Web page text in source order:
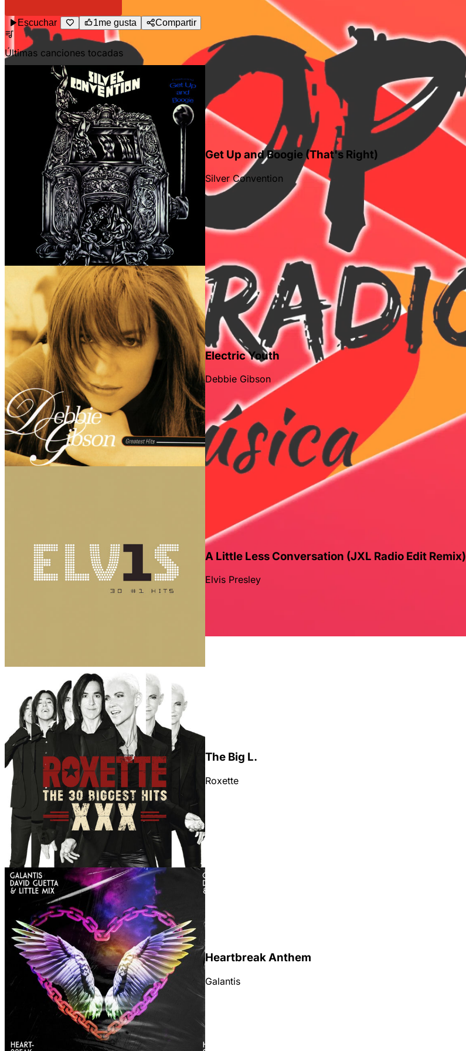
Géneros
Escuchar 1me gusta Compartir
Últimas canciones tocadas
Get Up and Boogie (That's Right)
Silver Convention
Electric Youth
Debbie Gibson
A Little Less Conversation (JXL Radio Edit Remix)
Elvis Presley
The Big L.
Roxette
Heartbreak Anthem
Galantis
¿Tienes un sitio web?